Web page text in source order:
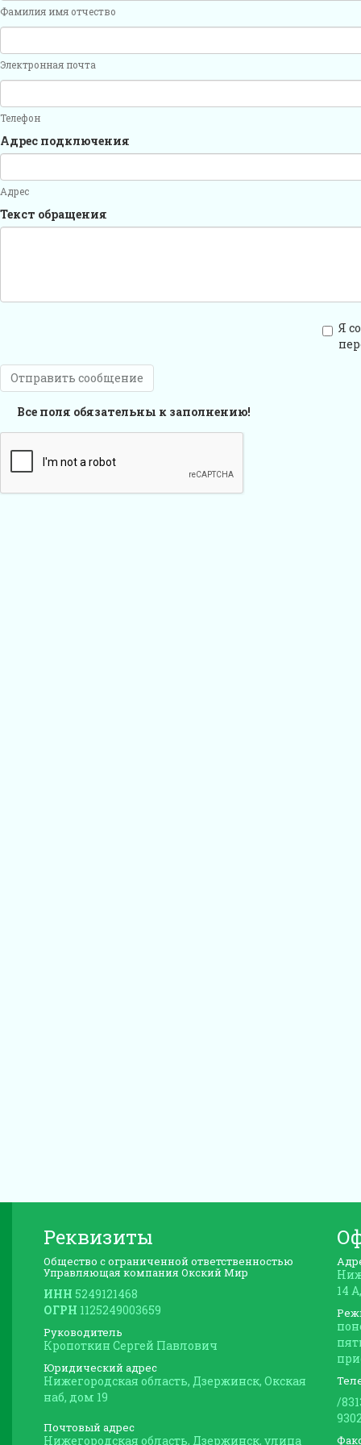
Фамилия имя отчество
Электронная почта
Телефон
Адрес подключения
Адрес
Текст обращения
Я
Отправить сообщение
Все поля обязательны к заполнению!
Реквизиты
Общество с ограниченной ответственностью
Управляющая компания Окский Мир
ИНН 5249121468
ОГРН 1125249003659
Руководитель
Кропоткин Сергей Павлович
Юридический адрес
Нижегородская область, Дзержинск, Окская
наб, дом 19
Почтовый адрес
Нижегородская область, Дзержинск, улица
14
/